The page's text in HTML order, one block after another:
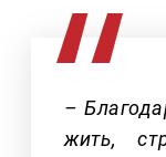
–
жить,